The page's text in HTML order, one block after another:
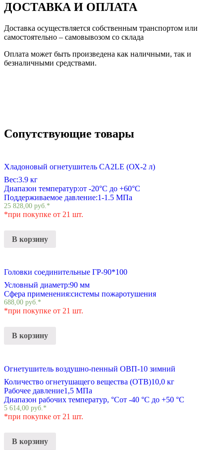
ДОСТАВКА И ОПЛАТА
Доставка осуществляется собственным транспортом или
самостоятельно – самовывозом со склада
Оплата может быть произведена как наличными, так и
безналичными средствами.
Сопутствующие товары
Хладоновый огнетушитель СA2LE (ОХ-2 л)
Вес:3.9 кг
Диапазон температур:от -20°С до +60°С
Поддерживаемое давление:1-1.5 МПа
25 828,00 руб. *
*при покупке от 21 шт.
В корзину
Головки соединительные ГР-90*100
Условный диаметр:90 мм
Сфера применения:системы пожаротушения
688,00 руб.*
*при покупке от 21 шт.
В корзину
Огнетушитель воздушно-пенный ОВП-10 зимний
Количество огнетушащего вещества (ОТВ)10,0 кг
Рабочее давление1,5 МПа
Диапазон рабочих температур, °Сот -40 °С до +50 °С
5 614,00 руб.*
*при покупке от 21 шт.
В корзину